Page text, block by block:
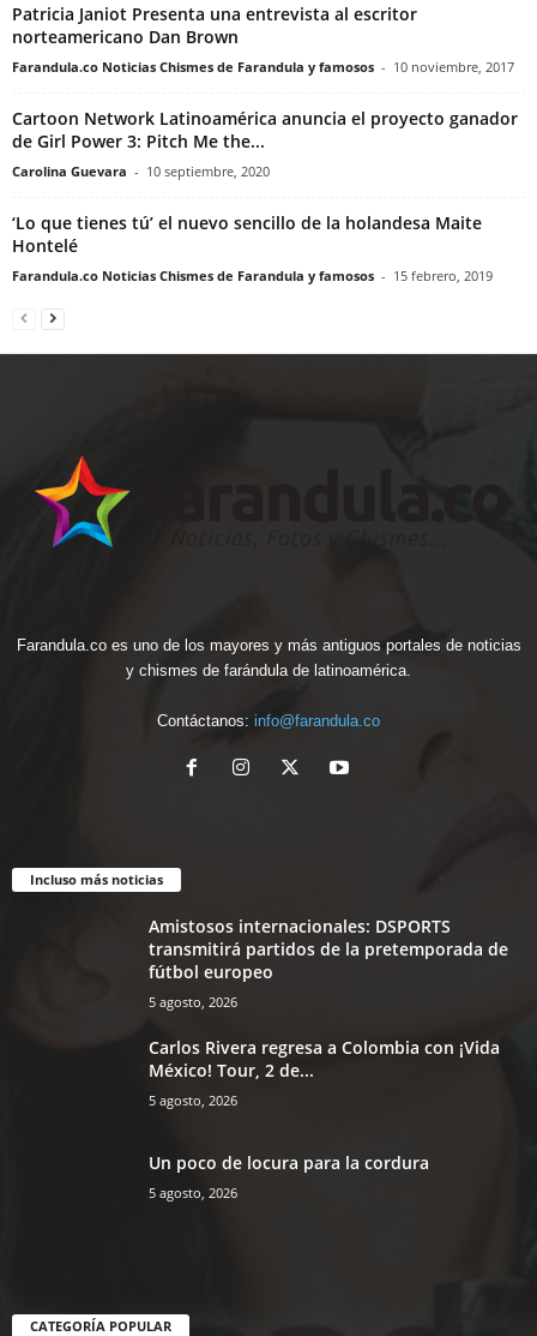
Patricia Janiot Presenta una entrevista al escritor
norteamericano Dan Brown
Farandula.co Noticias Chismes de Farandula y famosos - 10 noviembre, 2017
Cartoon Network Latinoamérica anuncia el proyecto ganador
de Girl Power 3: Pitch Me the...
Carolina Guevara - 10 septiembre, 2020
‘Lo que tienes tú’ el nuevo sencillo de la holandesa Maite
Hontelé
Farandula.co Noticias Chismes de Farandula y famosos - 15 febrero, 2019
Farandula.co es uno de los mayores y más antiguos portales de noticias
y chismes de farándula de latinoamérica.
Contáctanos: info@farandula.co
Incluso más noticias
Amistosos internacionales: DSPORTS
transmitirá partidos de la pretemporada de
fútbol europeo
5 agosto, 2026
Carlos Rivera regresa a Colombia con ¡Vida
México! Tour, 2 de...
5 agosto, 2026
Un poco de locura para la cordura
5 agosto, 2026
CATEGORÍA POPULAR